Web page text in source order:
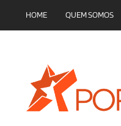
HOME QUEM SOMOS